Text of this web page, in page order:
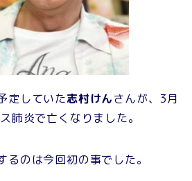
定していた志村けんさんが、3月
肺炎で亡くなりました。
のは今回初の事でした。